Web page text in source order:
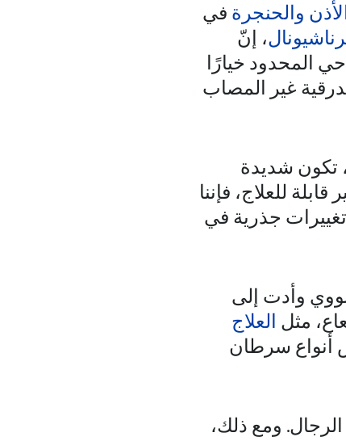
والحنجرة في
، إنّ
المحدود خيارًا
غير المصاب
تكون شديدة
للعلاج، فإننا
تغييرات جذرية في
وأدت إلى
مثل العلاج
أنواع سرطان
ومع ذلك،